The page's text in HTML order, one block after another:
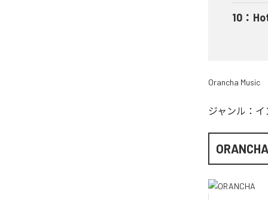
10 ：
Orancha Music
ジャンル： イ
ORANCHA